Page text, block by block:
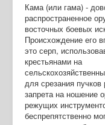
Кама (или гама) -
распространенное
восточных боевых
Происхождение его
это серп,
крестьянами на
для срезания
запрета на ношение
режущих
беспрепятственно